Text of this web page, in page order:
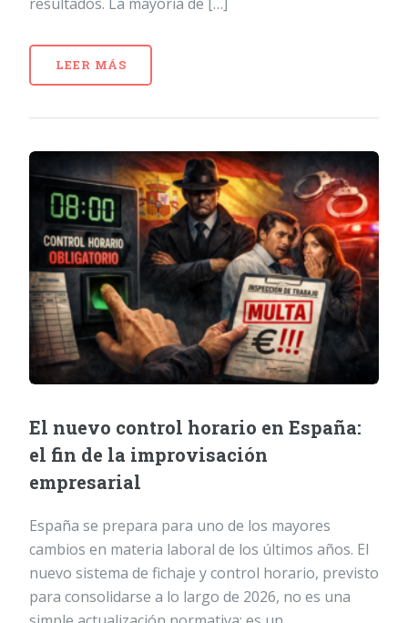
LEER MÁS
El nuevo control horario en España:
el fin de la improvisación
empresarial
España se prepara para uno de los mayores
cambios en materia laboral de los últimos años. El
nuevo sistema de fichaje y control horario, previsto
para consolidarse a lo largo de 2026, no es una